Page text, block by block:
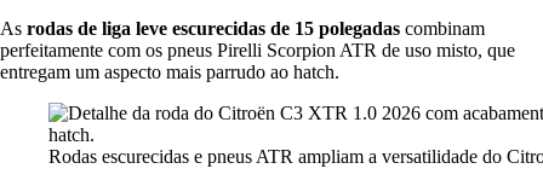
As rodas de liga leve escurecidas de 15 polegadas combinam
perfeitamente com os pneus Pirelli Scorpion ATR de uso misto, que
entregam um aspecto mais parrudo ao hatch.
Rodas escurecidas e pneus ATR ampliam a versatilidade do